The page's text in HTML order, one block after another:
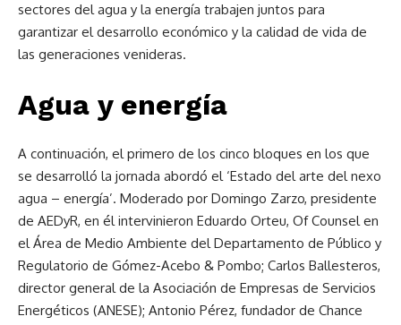
sectores del agua y la energía trabajen juntos para
garantizar el desarrollo económico y la calidad de vida de
las generaciones venideras.
Agua y energía
A continuación, el primero de los cinco bloques en los que
se desarrolló la jornada abordó el ‘Estado del arte del nexo
agua – energía’. Moderado por Domingo Zarzo, presidente
de AEDyR, en él intervinieron Eduardo Orteu, Of Counsel en
el Área de Medio Ambiente del Departamento de Público y
Regulatorio de Gómez-Acebo & Pombo; Carlos Ballesteros,
director general de la Asociación de Empresas de Servicios
Energéticos (ANESE); Antonio Pérez, fundador de Chance